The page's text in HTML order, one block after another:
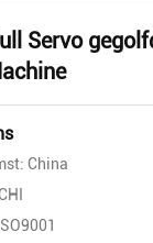
Servo
China